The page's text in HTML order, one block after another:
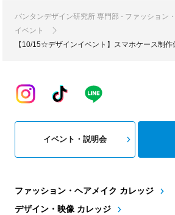
バンタンデザイン研究所 専門部 - ファッション
イベント
【10/15☆デザインイベント】スマホケース制
ファッション・ヘアメイク カレッジ
デザイン・映像 カレッジ
イベント・説明会